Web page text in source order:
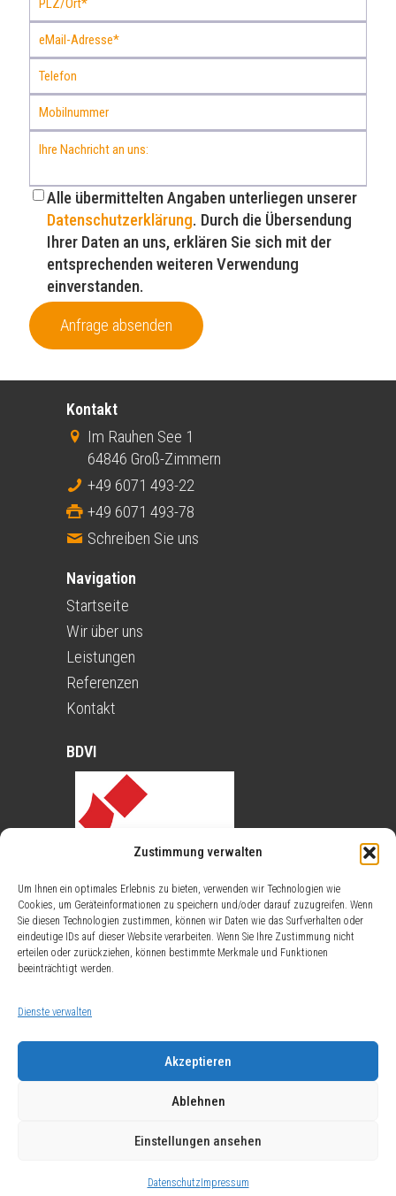
Zustimmung verwalten
Um Ihnen ein optimales Erlebnis zu bieten, verwenden wir Technologien wie
Cookies, um Geräteinformationen zu speichern und/oder darauf zuzugreifen. Wenn
Sie diesen Technologien zustimmen, können wir Daten wie das Surfverhalten oder
eindeutige IDs auf dieser Website verarbeiten. Wenn Sie Ihre Zustimmung nicht
erteilen oder zurückziehen, können bestimmte Merkmale und Funktionen
beeinträchtigt werden.
Dienste verwalten
Akzeptieren
Ablehnen
Einstellungen ansehen
DatenschutzImpressum
Alle übermittelten Angaben unterliegen unserer
Datenschutzerklärung. Durch die Übersendung
Ihrer Daten an uns, erklären Sie sich mit der
entsprechenden weiteren Verwendung
einverstanden.
Anfrage absenden
Kontakt
Im Rauhen See 1
64846 Groß-Zimmern
+49 6071 493-22
+49 6071 493-78
Schreiben Sie uns
Navigation
Startseite
Wir über uns
Leistungen
Referenzen
Kontakt
BDVI
Öffentlich bestellt durch das Ministerium
für Wirtschaft, Energie, Verkehr, Wohnen
Informationen finden Sie unter dem Link
BDVI
Impressum Datenschutz